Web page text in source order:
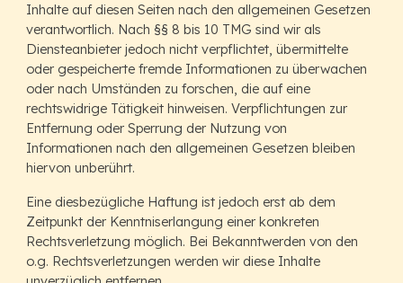
Inhalte auf diesen Seiten nach den allgemeinen Gesetzen
verantwortlich. Nach §§ 8 bis 10 TMG sind wir als
Diensteanbieter jedoch nicht verpflichtet, übermittelte
oder gespeicherte fremde Informationen zu überwachen
oder nach Umständen zu forschen, die auf eine
rechtswidrige Tätigkeit hinweisen. Verpflichtungen zur
Entfernung oder Sperrung der Nutzung von
Informationen nach den allgemeinen Gesetzen bleiben
hiervon unberührt.
Eine diesbezügliche Haftung ist jedoch erst ab dem
Zeitpunkt der Kenntniserlangung einer konkreten
Rechtsverletzung möglich. Bei Bekanntwerden von den
o.g. Rechtsverletzungen werden wir diese Inhalte